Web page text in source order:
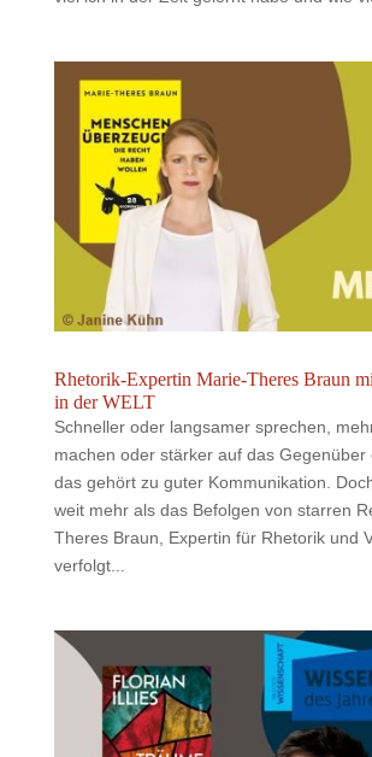
Rhetorik-Expertin Marie-Theres Braun
in der WELT
Schneller oder langsamer sprechen,
machen oder stärker auf das Gegenüber
das gehört zu guter Kommunikation.
weit mehr als das Befolgen von starren
Theres Braun, Expertin für Rhetorik und
verfolgt...